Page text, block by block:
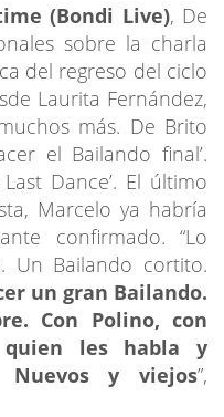
(Bondi Live), De
sobre la charla
del regreso del ciclo
Laurita Fernández,
más. De Brito
el Bailando final’.
Dance’. El último
Marcelo ya habría
confirmado. “Lo
Un Bailando cortito.
un gran Bailando.
Con Polino, con
les habla y
Nuevos y viejos”,